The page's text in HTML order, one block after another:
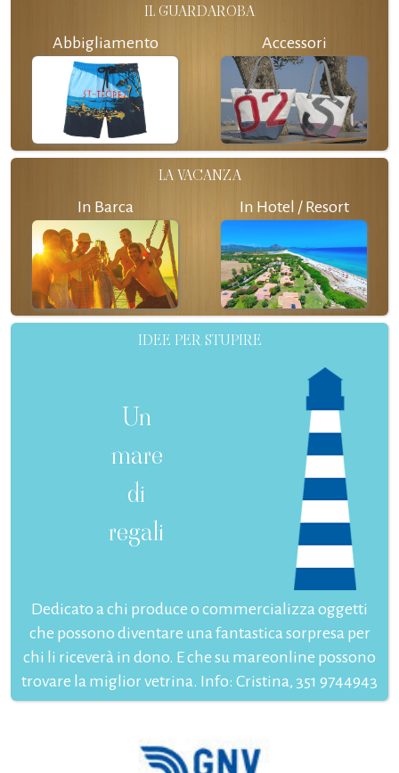
IL GUARDAROBA
Abbigliamento Accessori
LA VACANZA
In Barca In Hotel / Resort
IDEE PER STUPIRE
Un
mare
di
regali
Dedicato a chi produce o commercializza oggetti
che possono diventare una fantastica sorpresa per
chi li riceverà in dono. E che su mareonline possono
trovare la miglior vetrina. Info: Cristina, 351 9744943